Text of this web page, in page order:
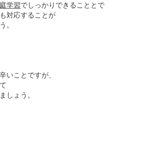
学習でしっかりできることとで
対応することが
。
いことですが、
しょう。